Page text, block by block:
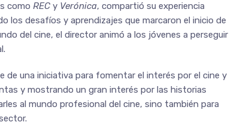
como REC y Verónica, compartió su experiencia
los desafíos y aprendizajes que marcaron el inicio de
del cine, el director animó a los jóvenes a perseguir
de una iniciativa para fomentar el interés por el cine y
y mostrando un gran interés por las historias
al mundo profesional del cine, sino también para